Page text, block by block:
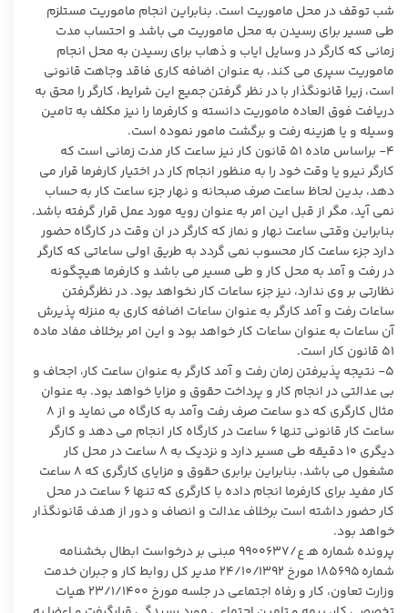
شب توقف در محل ماموریت است. بنابراین انجام ماموریت مستلزم
طی مسیر برای رسیدن به محل ماموریت می باشد و احتساب مدت
زمانی که کارگر در وسایل ایاب و ذهاب برای رسیدن به محل انجام
ماموریت سپری می کند، به عنوان اضافه کاری فاقد وجاهت قانونی
است، زیرا قانونگذار با در نظر گرفتن جمیع این شرایط، کارگر را محق به
دریافت فوق العاده ماموریت دانسته و کارفرما را نیز مکلف به تامین
وسیله و یا هزینه رفت و برگشت مامور نموده است.
۴- براساس ماده ۵۱ قانون کار نیز ساعت کار مدت زمانی است که
کارگر نیرو یا وقت خود را به منظور انجام کار در اختیار کارفرما قرار می
دهد، بدین لحاظ ساعت صرف صبحانه و نهار جزء ساعت کار به حساب
نمی آید، مگر از قبل این امر به عنوان رویه مورد عمل قرار گرفته باشد.
بنابراین وقتی ساعت نهار و نماز که کارگر در ان وقت در کارگاه حضور
دارد جزء ساعت کار محسوب نمی گردد به طریق اولی ساعاتی که کارگر
در رفت و آمد به محل کار و طی مسیر می باشد و کارفرما هیچگونه
نظارتی بر وی ندارد، نیز جزء ساعات کار نخواهد بود. در نظرگرفتن
ساعات رفت و آمد کارگر به عنوان ساعات اضافه کاری به منزله پذیرش
آن ساعات به عنوان ساعات کار خواهد بود و این امر برخلاف مفاد ماده
۵۱ قانون کار است.
۵- نتیجه پذیرفتن زمان رفت و آمد کارگر به عنوان ساعت کار، اجحاف و
بی عدالتی در انجام کار و پرداخت حقوق و مزایا خواهد بود. به عنوان
مثال کارگری که دو ساعت صرف رفت وآمد به کارگاه می نماید و از ۸
ساعت کار قانونی تنها ۶ ساعت در کارگاه کار انجام می دهد و کارگر
دیگری ۱۰ دقیقه طی مسیر دارد و نزدیک به ۸ ساعت در محل کار
مشغول می باشد، بنابراین برابری حقوق و مزایای کارگری که ۸ ساعت
کار مفید برای کارفرما انجام داده با کارگری که تنها ۶ ساعت در محل
کار حضور داشته است برخلاف عدالت و انصاف و دور از هدف قانونگذار
خواهد بود.
پرونده شماره هـ ع/۹۹۰۰۶۳۷ مبنی بر درخواست ابطال بخشنامه
شماره ۱۸۵۶۹۵ مورخ ۲۴/۱۰/۱۳۹۲ مدیر کل روابط کار و جبران خدمت
وزارت تعاون، کار و رفاه اجتماعی در جلسه مورخ ۲۳/۱/۱۴۰۰ هیات